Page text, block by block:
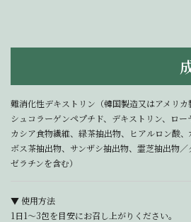
難消化性デキストリン（韓国製造又はアメリ
シュコラーゲンペプチド、デキストリン、ロ
カシア食物繊維、緑茶抽出物、ヒアルロン酸
ボス茶抽出物、サンザシ抽出物、霊芝抽出物
ゼラチンを含む）
▼ 使用方法
1日1～3包を目安にお召し上がりください。